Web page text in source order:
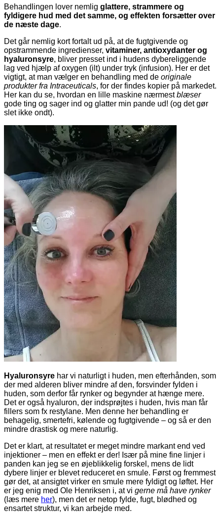
Behandlingen lover nemlig glattere, strammere og
fyldigere hud med det samme, og effekten forsætter over
de næste dage.
Det går nemlig kort fortalt ud på, at de fugtgivende og
opstrammende ingredienser, vitaminer, antioxydanter og
hyaluronsyre, bliver presset ind i hudens dybereliggende
lag ved hjælp af oxygen (ilt) under tryk (infusion). Her er det
vigtigt, at man vælger en behandling med de originale
produkter fra Intraceuticals, for der findes kopier på markedet.
Her kan du se, hvordan en lille maskine nærmestblæser
gode ting og sager ind og glatter min pande ud! (og det gør
slet ikke ondt).
Hyaluronsyre har vi naturligt i huden, men efterhånden, som
der med alderen bliver mindre af den, forsvinder fylden i
huden, som derfor får rynker og begynder at hænge mere.
Det er også hyaluron, der indsprøjtes i huden, hvis man får
fillers som fx restylane. Men denne her behandling er
behagelig, smertefri, kølende og fugtgivende – og så er den
mindre drastisk og mere naturlig.
Det er klart, at resultatet er meget mindre markant end ved
injektioner – men en effekt er der! Især på mine fine linjer i
panden kan jeg se en øjeblikkelig forskel, mens de lidt
dybere linjer er blevet reduceret en smule. Først og fremmest
gør det, at ansigtet virker en smule mere fyldigt og løftet. Her
er jeg enig med Ole Henriksen i, at vi gerne må have rynker
(læs mere her), men det er netop fylde, fugt, blødhed og
ensartet struktur, vi kan arbejde med.